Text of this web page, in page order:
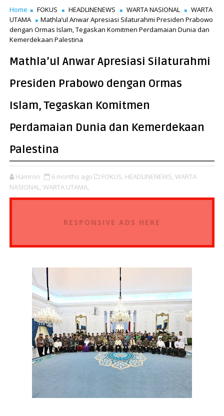
Home FOKUS HEADLINENEWS WARTA NASIONAL
WARTA
UTAMA
Mathla’ul Anwar Apresiasi Silaturahmi Presiden Prabowo
dengan Ormas Islam, Tegaskan Komitmen Perdamaian Dunia dan
Kemerdekaan Palestina
Mathla’ul Anwar Apresiasi Silaturahmi
Presiden Prabowo dengan Ormas
Islam, Tegaskan Komitmen
Perdamaian Dunia dan Kemerdekaan
Palestina
Hamron 6 months ago FOKUS, HEADLINENEWS, WARTA
NASIONAL, WARTA UTAMA,
RESPONSIVE ADS HERE